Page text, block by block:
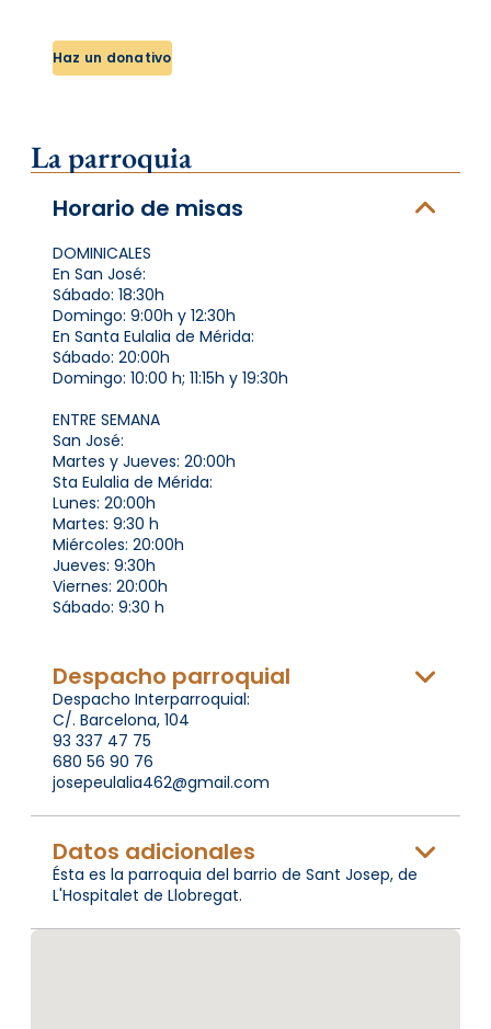
Haz un donativo
La parroquia
Horario de misas
DOMINICALES
En San José:
Sábado: 18:30h
Domingo: 9:00h y 12:30h
En Santa Eulalia de Mérida:
Sábado: 20:00h
Domingo: 10:00 h; 11:15h y 19:30h
ENTRE SEMANA
San José:
Martes y Jueves: 20:00h
Sta Eulalia de Mérida:
Lunes: 20:00h
Martes: 9:30 h
Miércoles: 20:00h
Jueves: 9:30h
Viernes: 20:00h
Sábado: 9:30 h
Despacho parroquial
Despacho Interparroquial:
C/. Barcelona, 104
93 337 47 75
680 56 90 76
josepeulalia462@gmail.com
Datos adicionales
Ésta es la parroquia del barrio de Sant Josep, de
L'Hospitalet de Llobregat.